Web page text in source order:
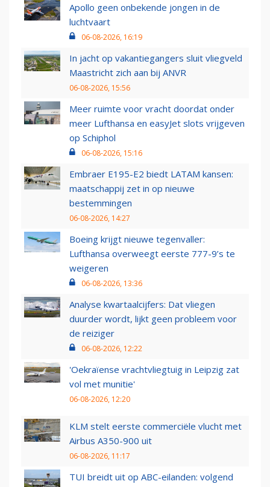
Apollo geen onbekende jongen in de
luchtvaart
06-08-2026, 16:19
In jacht op vakantiegangers sluit vliegveld
Maastricht zich aan bij ANVR
06-08-2026, 15:56
Meer ruimte voor vracht doordat onder
meer Lufthansa en easyJet slots vrijgeven
op Schiphol
06-08-2026, 15:16
Embraer E195-E2 biedt LATAM kansen:
maatschappij zet in op nieuwe
bestemmingen
06-08-2026, 14:27
Boeing krijgt nieuwe tegenvaller:
Lufthansa overweegt eerste 777-9’s te
weigeren
06-08-2026, 13:36
Analyse kwartaalcijfers: Dat vliegen
duurder wordt, lijkt geen probleem voor
de reiziger
06-08-2026, 12:22
'Oekraïense vrachtvliegtuig in Leipzig zat
vol met munitie'
06-08-2026, 12:20
KLM stelt eerste commerciële vlucht met
Airbus A350-900 uit
06-08-2026, 11:17
TUI breidt uit op ABC-eilanden: volgend